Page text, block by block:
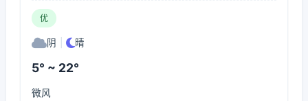
优
阴 晴
5° ~ 22°
微风